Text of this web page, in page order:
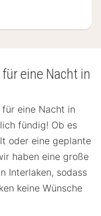
eine Nacht in
eine Nacht in
fündig! Ob es
oder eine geplante
haben eine große
Interlaken, sodass
keine Wünsche